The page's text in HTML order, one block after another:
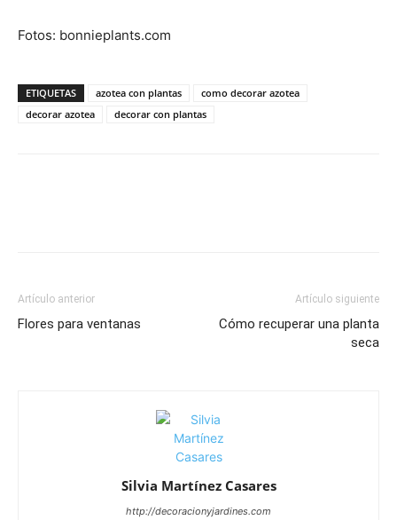
Fotos: bonnieplants.com
ETIQUETAS azotea con plantas
como decorar azotea
decorar azotea
decorar con plantas
Artículo anterior
Flores para ventanas
Artículo siguiente
Cómo recuperar una planta
seca
Silvia Martínez Casares
http://decoracionyjardines.com